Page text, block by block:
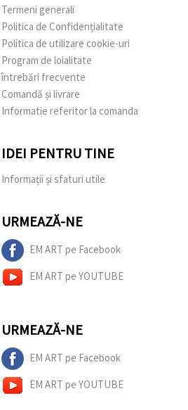
Termeni generali
Politica de Confidențialitate
Politica de utilizare cookie-uri
Program de loialitate
întrebări frecvente
Comandă și livrare
Informatie referitor la comanda
IDEI PENTRU TINE
Informații și sfaturi utile
URMEAZĂ-NE
EM ART pe Facebook
EM ART pe YOUTUBE
URMEAZĂ-NE
EM ART pe Facebook
EM ART pe YOUTUBE